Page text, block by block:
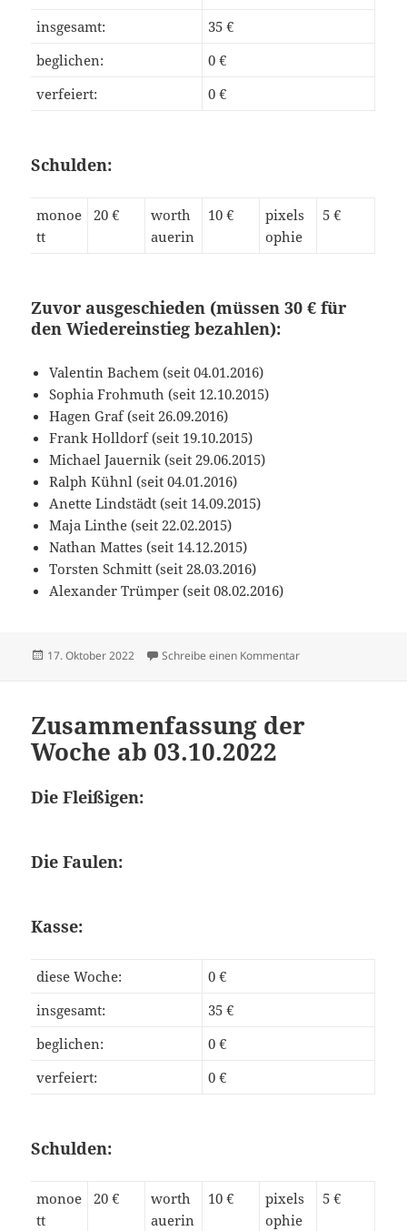
insgesamt:
35 €
beglichen:
0 €
verfeiert:
0 €
Schulden:
monoe
tt
20 €
worth
auerin
10 €
pixels
ophie
5 €
Zuvor ausgeschieden (müssen 30 € für
den Wiedereinstieg bezahlen):
Valentin Bachem (seit 04.01.2016)
Sophia Frohmuth (seit 12.10.2015)
Hagen Graf (seit 26.09.2016)
Frank Holldorf (seit 19.10.2015)
Michael Jauernik (seit 29.06.2015)
Ralph Kühnl (seit 04.01.2016)
Anette Lindstädt (seit 14.09.2015)
Maja Linthe (seit 22.02.2015)
Nathan Mattes (seit 14.12.2015)
Torsten Schmitt (seit 28.03.2016)
Alexander Trümper (seit 08.02.2016)
Veröffentlicht
17. Oktober 2022 Schreibe einen Kommentarzu
Zusammenfassung der
Woche ab 03.10.2022
Die Fleißigen:
Die Faulen:
Kasse:
diese Woche:
0 €
insgesamt:
35 €
beglichen:
0 €
verfeiert:
0 €
Schulden:
monoe
tt
20 €
worth
auerin
10 €
pixels
ophie
5 €